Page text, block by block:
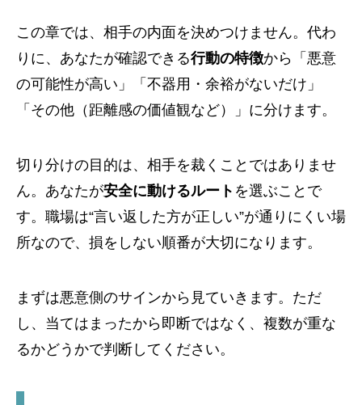
この章では、相手の内面を決めつけません。代わ
りに、あなたが確認できる行動の特徴から「悪意
の可能性が高い」「不器用・余裕がないだけ」
「その他（距離感の価値観など）」に分けます。
切り分けの目的は、相手を裁くことではありませ
ん。あなたが安全に動けるルート を選ぶことで
す。職場は“言い返した方が正しい”が通りにくい場
所なので、損をしない順番が大切になります。
まずは悪意側のサインから見ていきます。ただ
し、当てはまったから即断ではなく、複数が重な
るかどうかで判断してください。